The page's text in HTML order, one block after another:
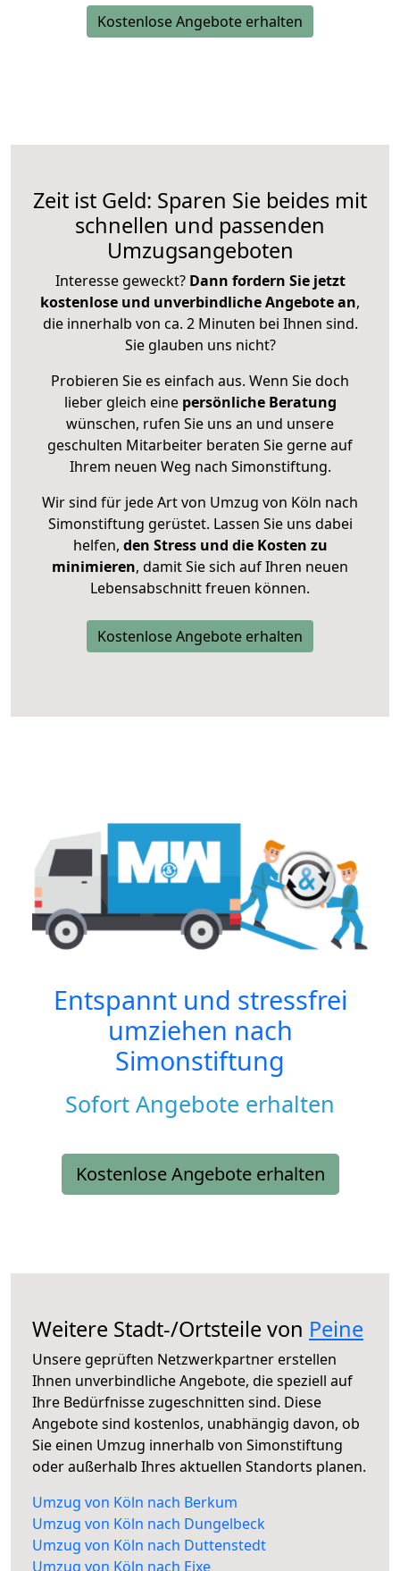
Kostenlose Angebote erhalten
Zeit ist Geld: Sparen Sie beides mit
schnellen und passenden
Umzugsangeboten
Interesse geweckt? Dann fordern Sie jetzt
kostenlose und unverbindliche Angebote an,
die innerhalb von ca. 2 Minuten bei Ihnen sind.
Sie glauben uns nicht?
Probieren Sie es einfach aus. Wenn Sie doch
lieber gleich eine persönliche Beratung
wünschen, rufen Sie uns an und unsere
geschulten Mitarbeiter beraten Sie gerne auf
Ihrem neuen Weg nach Simonstiftung.
Wir sind für jede Art von Umzug von Köln nach
Simonstiftung gerüstet. Lassen Sie uns dabei
helfen, den Stress und die Kosten zu
minimieren, damit Sie sich auf Ihren neuen
Lebensabschnitt freuen können.
Kostenlose Angebote erhalten
Entspannt und stressfrei
umziehen nach
Simonstiftung
Sofort Angebote erhalten
Kostenlose Angebote erhalten
Weitere Stadt-/Ortsteile von Peine
Unsere geprüften Netzwerkpartner erstellen
Ihnen unverbindliche Angebote, die speziell auf
Ihre Bedürfnisse zugeschnitten sind. Diese
Angebote sind kostenlos, unabhängig davon, ob
Sie einen Umzug innerhalb von Simonstiftung
oder außerhalb Ihres aktuellen Standorts planen.
Umzug von Köln nach Berkum
Umzug von Köln nach Dungelbeck
Umzug von Köln nach Duttenstedt
Umzug von Köln nach Eixe